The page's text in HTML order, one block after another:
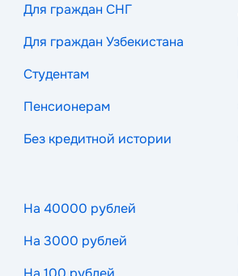
Для граждан СНГ
Для граждан Узбекистана
Студентам
Пенсионерам
Без кредитной истории
На 40000 рублей
На 3000 рублей